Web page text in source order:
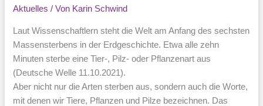
Aktuelles / Von Karin Schwind
Laut Wissenschaftlern steht die Welt am Anfang des sechsten
Massensterbens in der Erdgeschichte. Etwa alle zehn
Minuten sterbe eine Tier-, Pilz- oder Pflanzenart aus
(Deutsche Welle 11.10.2021).
Aber nicht nur die Arten sterben aus, sondern auch die Worte,
mit denen wir Tiere, Pflanzen und Pilze bezeichnen. Das